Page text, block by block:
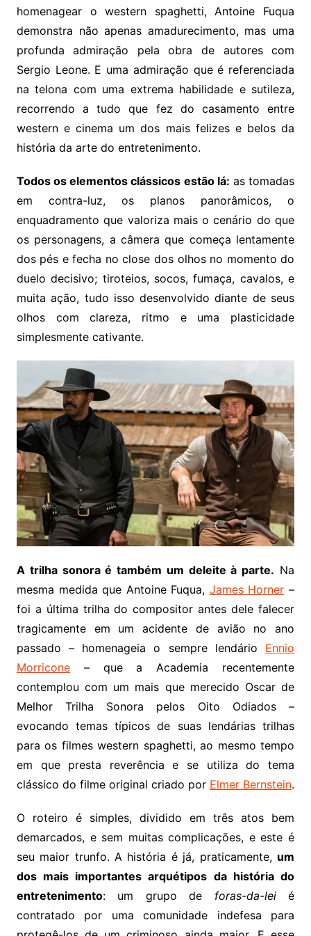
homenagear o western spaghetti, Antoine Fuqua
demonstra não apenas amadurecimento, mas uma
profunda admiração pela obra de autores com
Sergio Leone. E uma admiração que é referenciada
na telona com uma extrema habilidade e sutileza,
recorrendo a tudo que fez do casamento entre
western e cinema um dos mais felizes e belos da
história da arte do entretenimento.
Todos os elementos clássicos estão lá: as tomadas
em contra-luz, os planos panorâmicos, o
enquadramento que valoriza mais o cenário do que
os personagens, a câmera que começa lentamente
dos pés e fecha no close dos olhos no momento do
duelo decisivo; tiroteios, socos, fumaça, cavalos, e
muita ação, tudo isso desenvolvido diante de seus
olhos com clareza, ritmo e uma plasticidade
simplesmente cativante.
A trilha sonora é também um deleite à parte. Na
mesma medida que Antoine Fuqua, James Horner –
foi a última trilha do compositor antes dele falecer
tragicamente em um acidente de avião no ano
passado – homenageia o sempre lendário Ennio
Morricone– que a Academia recentemente
contemplou com um mais que merecido Oscar de
Melhor Trilha Sonora pelos Oito Odiados –
evocando temas típicos de suas lendárias trilhas
para os filmes western spaghetti, ao mesmo tempo
em que presta reverência e se utiliza do tema
clássico do filme original criado por Elmer Bernstein.
O roteiro é simples, dividido em três atos bem
demarcados, e sem muitas complicações, e este é
seu maior trunfo. A história é já, praticamente, um
dos mais importantes arquétipos da história do
entretenimento: um grupo de foras-da-leié
contratado por uma comunidade indefesa para